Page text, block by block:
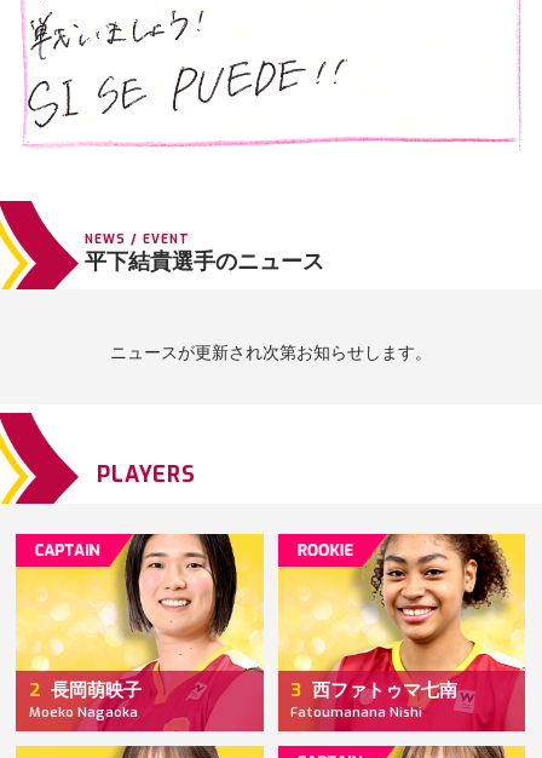
NEWS / EVENT
平下結貴選手のニュース
ニュースが更新され次第お知らせします。
PLAYERS
2 長岡萌映子
Moeko Nagaoka
3 西ファトゥマ七南
Fatoumanana Nishi